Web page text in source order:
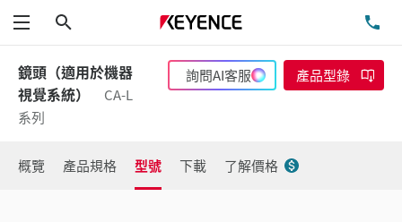
功能表
鏡頭（適用於機器
視覺系統）
CA-L
系列
詢問AI客服 產品型錄
概覽 產品規格 型號 下載 了解價格